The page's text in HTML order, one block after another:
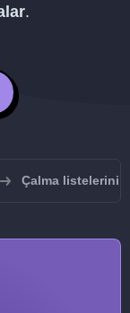
.
Çalma listelerini